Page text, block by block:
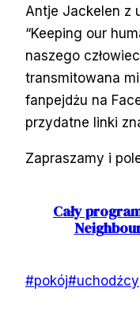
Antje Jackelen z
“Keeping our
naszego
transmitowana
fanpejdżu na
przydatne linki
Zapraszamy i
Cały
Tagi
#pokój#uchodźcy